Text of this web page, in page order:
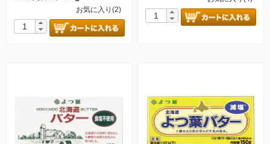
お気に入り(2)